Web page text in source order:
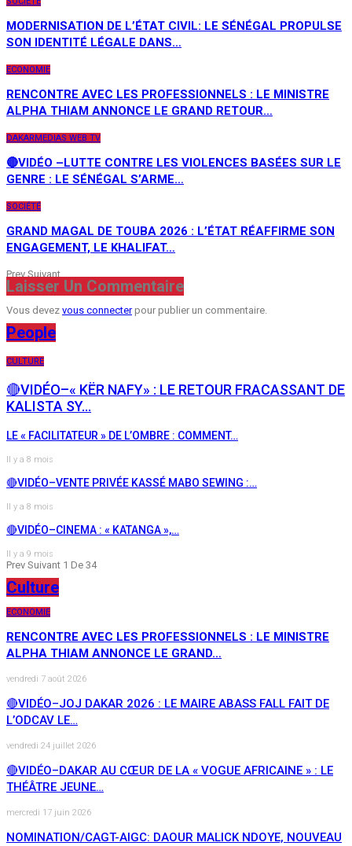
MODERNISATION DE L’ÉTAT CIVIL: LE SÉNÉGAL PROPULSE
SON IDENTITÉ LÉGALE DANS…
ECONOMIE
RENCONTRE AVEC LES PROFESSIONNELS : LE MINISTRE
ALPHA THIAM ANNONCE LE GRAND RETOUR…
DAKARMEDIAS WEB TV
🔴VIDÉO –LUTTE CONTRE LES VIOLENCES BASÉES SUR LE
GENRE : LE SÉNÉGAL S’ARME…
SOCIÉTÉ
GRAND MAGAL DE TOUBA 2026 : L’ÉTAT RÉAFFIRME SON
ENGAGEMENT, LE KHALIFAT…
PrevSuivant
Laisser Un Commentaire
Vous devez vous connecterpour publier un commentaire.
People
CULTURE
🔴VIDÉO–« KËR NAFY» : LE RETOUR FRACASSANT DE
KALISTA SY…
LE « FACILITATEUR » DE L’OMBRE : COMMENT…
Il y a 8 mois
🔴VIDÉO–VENTE PRIVÉE KASSÉ MABO SEWING :…
Il y a 8 mois
🔴VIDÉO–CINEMA : « KATANGA »,…
Il y a 9 mois
Prev Suivant 1 De 34
Culture
ECONOMIE
RENCONTRE AVEC LES PROFESSIONNELS : LE MINISTRE
ALPHA THIAM ANNONCE LE GRAND…
vendredi 7 août 2026
🔴VIDÉO–JOJ DAKAR 2026 : LE MAIRE ABASS FALL FAIT DE
L’ODCAV LE…
vendredi 24 juillet 2026
🔴VIDÉO–DAKAR AU CŒUR DE LA « VOGUE AFRICAINE » : LE
THÉÂTRE JEUNE…
mercredi 17 juin 2026
NOMINATION/CAGT-AIGC: DAOUR MALICK NDOYE, NOUVEAU